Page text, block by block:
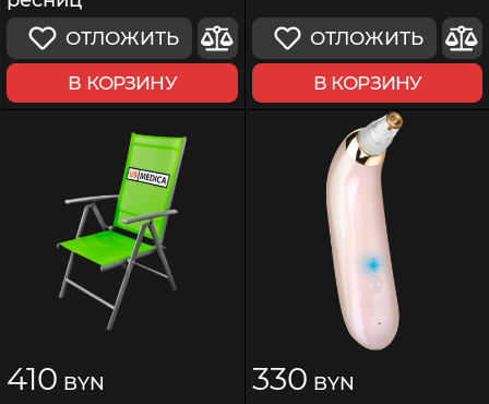
ОТЛОЖИТЬ
В КОРЗИНУ
ОТЛОЖИТЬ
В КОРЗИНУ
410 BYN 330 BYN